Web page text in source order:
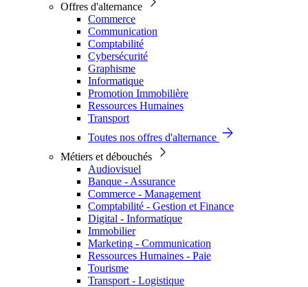
Offres d'alternance
Commerce
Communication
Comptabilité
Cybersécurité
Graphisme
Informatique
Promotion Immobilière
Ressources Humaines
Transport
Toutes nos offres d'alternance
Métiers et débouchés
Audiovisuel
Banque - Assurance
Commerce - Management
Comptabilité - Gestion et Finance
Digital - Informatique
Immobilier
Marketing - Communication
Ressources Humaines - Paie
Tourisme
Transport - Logistique